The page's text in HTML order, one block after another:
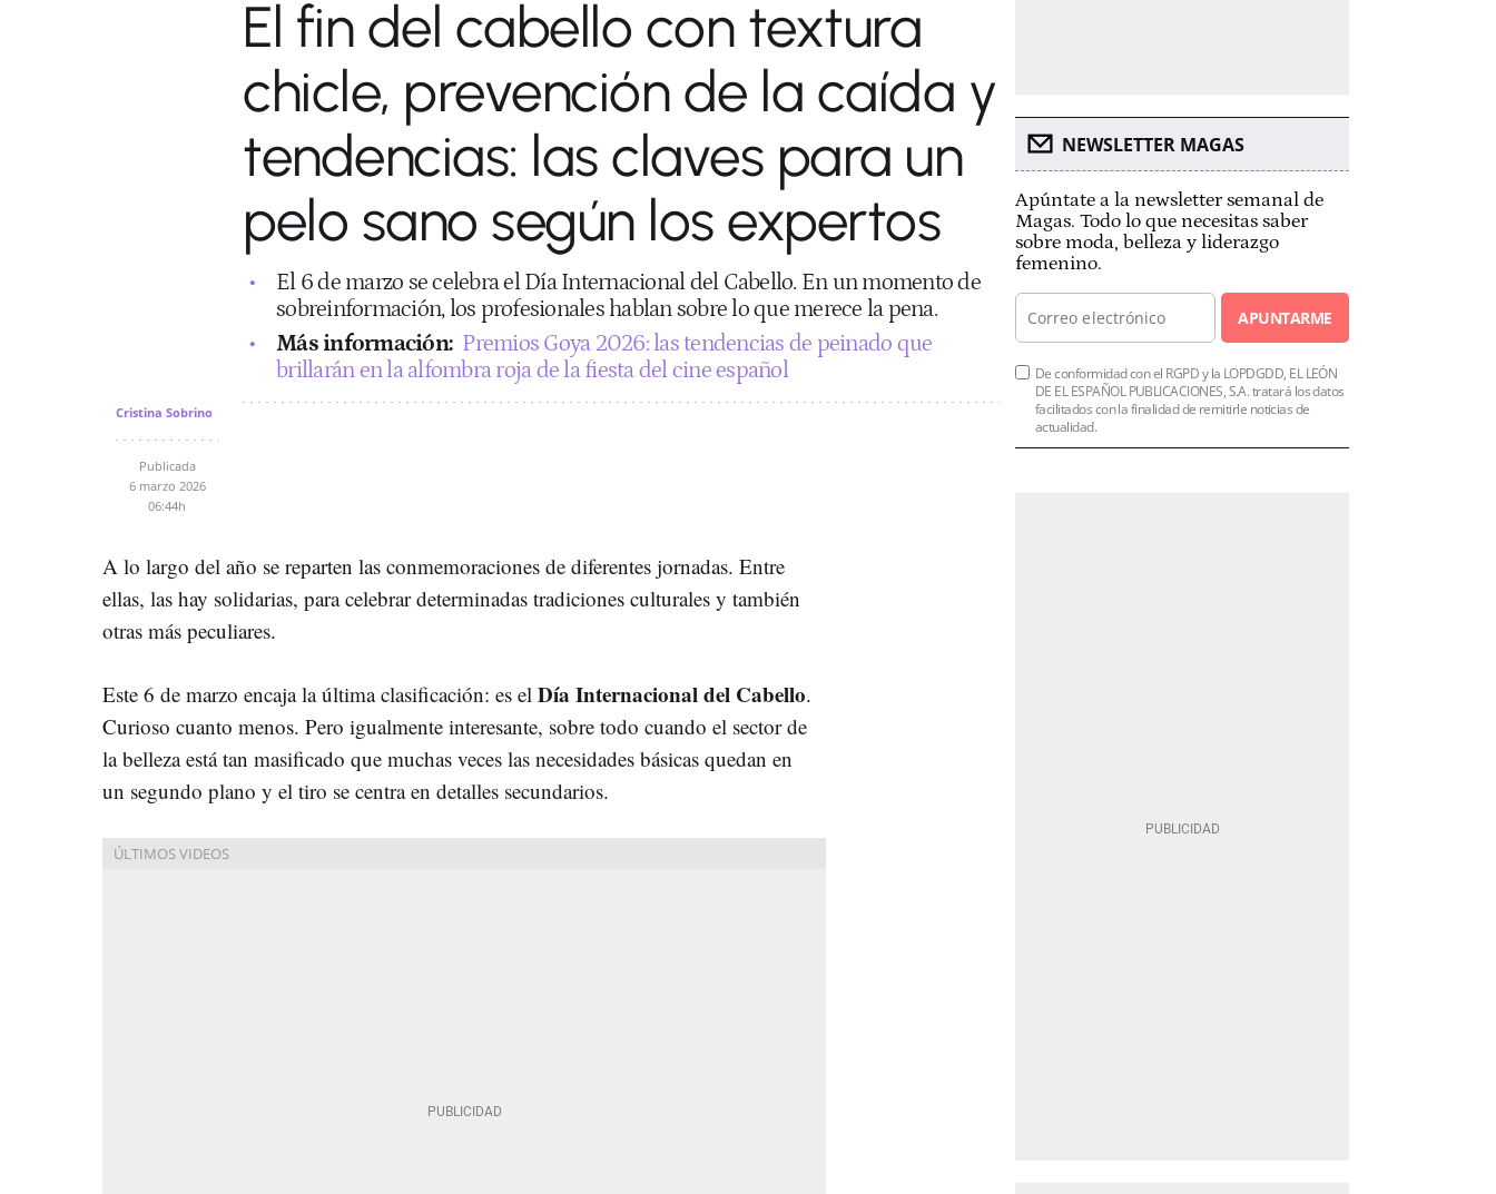
El fin del cabello con textura
chicle, prevención de la caída y
tendencias: las claves para un
pelo sano según los expertos
El 6 de marzo se celebra el Día Internacional del Cabello. En un momento de
sobreinformación, los profesionales hablan sobre lo que merece la pena.
Más información: Premios Goya 2026: las tendencias de peinado que
brillarán en la alfombra roja de la fiesta del cine español
Cristina Sobrino
Publicada
6 marzo 2026
06:44h
A lo largo del año se reparten las conmemoraciones de diferentes jornadas. Entre
ellas, las hay solidarias, para celebrar determinadas tradiciones culturales y también
otras más peculiares.
Este 6 de marzo encaja la última clasificación: es el Día Internacional del Cabello.
Curioso cuanto menos. Pero igualmente interesante, sobre todo cuando el sector de
la belleza está tan masificado que muchas veces las necesidades básicas quedan en
un segundo plano y el tiro se centra en detalles secundarios.
NEWSLETTER MAGAS
Apúntate a la newsletter semanal de
Magas. Todo lo que necesitas saber
sobre moda, belleza y liderazgo
femenino.
APUNTARME
De conformidad con el RGPD y la LOPDGDD, EL LEÓN
DE EL ESPAÑOL PUBLICACIONES, S.A. tratará los datos
facilitados con la finalidad de remitirle noticias de
actualidad.